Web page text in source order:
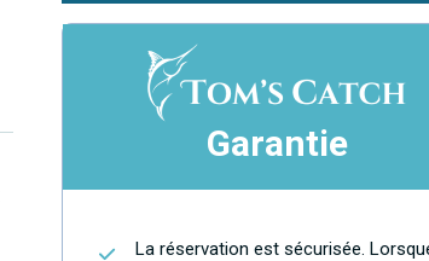
Garantie
La réservation est sécurisée.